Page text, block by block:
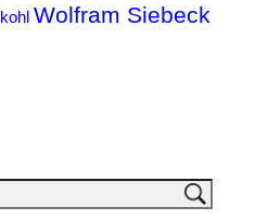
Wolfram Siebeck